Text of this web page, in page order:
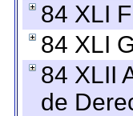
84 XLI
84 XLI
84 XLII
de